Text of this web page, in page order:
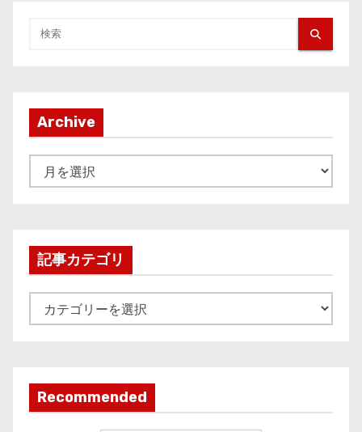
Archive
r
v
記事カテゴリ
事
ゴ
リ
Recommended